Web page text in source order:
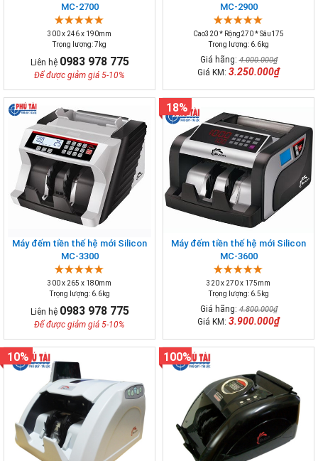
MC-2700
300 x 246 x 190mm
Trọng lượng: 7kg
Liên hệ 0983 978 775
Để được giảm giá 5-10%
MC-2900
Cao320 * Rộng270 * Sâu175
Trọng lượng: 6.6kg
Giá hãng:4.000.000₫
Giá KM: 3.250.000₫
Máy đếm tiền thế hệ mới Silicon
MC-3300
300 x 265 x 180mm
Trọng lượng: 6.6kg
Liên hệ 0983 978 775
Để được giảm giá 5-10%
Máy đếm tiền thế hệ mới Silicon
MC-3600
320 x 270 x 175mm
Trọng lượng: 6.5kg
Giá hãng:4.800.000₫
Giá KM: 3.900.000₫
18%
10% 100%